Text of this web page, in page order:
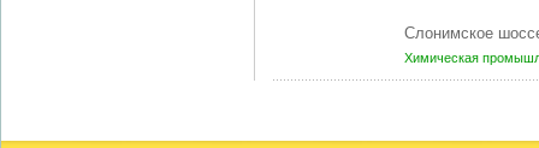
Слонимское
Химическая